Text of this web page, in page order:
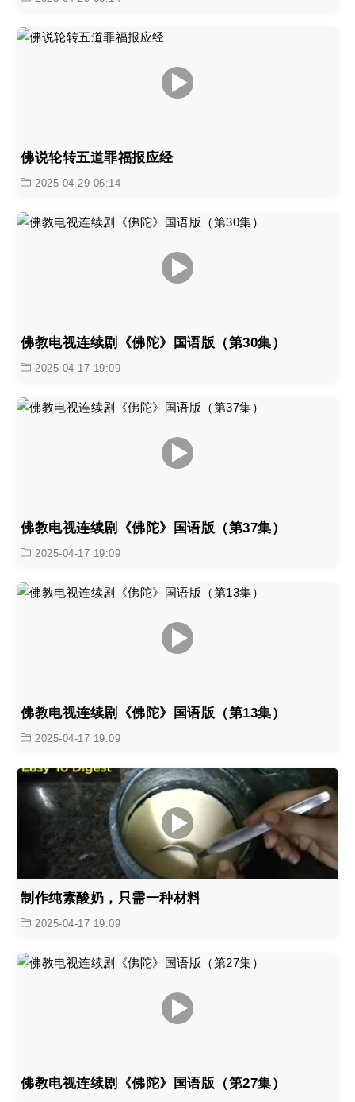
佛说轮转五道罪福报应经
2025-04-29 06:14
佛教电视连续剧《佛陀》国语版（第30集）
2025-04-17 19:09
佛教电视连续剧《佛陀》国语版（第37集）
2025-04-17 19:09
佛教电视连续剧《佛陀》国语版（第13集）
2025-04-17 19:09
制作纯素酸奶，只需一种材料
2025-04-17 19:09
佛教电视连续剧《佛陀》国语版（第27集）